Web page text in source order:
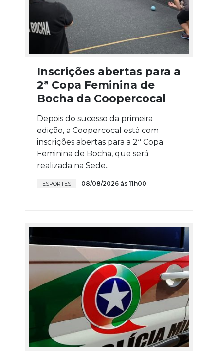
Inscrições abertas para a
2ª Copa Feminina de
Bocha da Coopercocal
Depois do sucesso da primeira
edição, a Coopercocal está com
inscrições abertas para a 2ª Copa
Feminina de Bocha, que será
realizada na Sede...
ESPORTES 08/08/2026 às 11h00